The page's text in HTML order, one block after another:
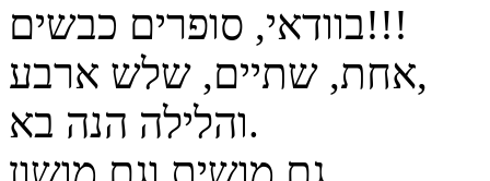
בוודאי, סופרים כבשים!!!
אחת, שתיים, שלש ארבע,
והלילה הנה בא.